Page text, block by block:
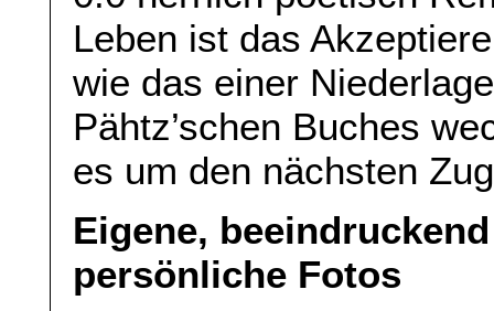
Leben ist das
wie das einer
Pähtz’schen Buches
es um den nächsten
Eigene,
persönliche Fotos